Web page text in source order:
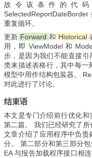
故令该条件的代
重复循环。
更新 Forward 和 Historical
用，即 ViewModel 和
步，是因为我们不能直接
类来描述表格行，其中每一
模型中用作结构包装器。
对此进行了讨论。
结束语
本文是专门介绍前行优化
第二篇。 我们已经研究了
文章介绍了应用程序中负
分。 第二部分和第三部分
EA 与报告加载程序接口相